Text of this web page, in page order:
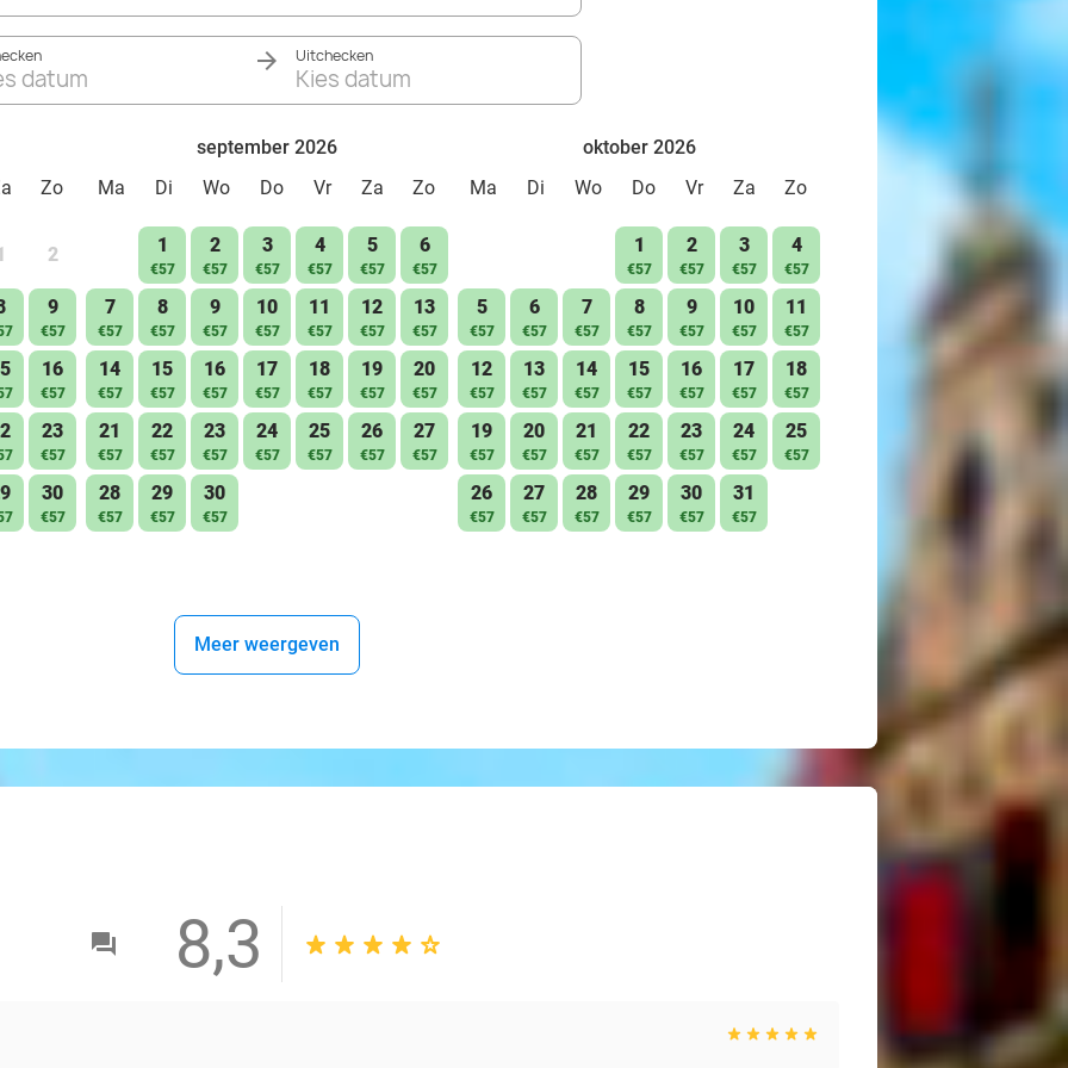
datum
Uitchecken
Kies datum
Zo
2
9
€57
16
€57
23
€57
30
€57
september 2026
Ma
Di Wo Do Vr Za Zo
1
€57
2
€57
3
€57
4
€57
5
€57
6
€57
7
€57
8
€57
9
€57
10
€57
11
€57
12
€57
13
€57
14
€57
15
€57
16
€57
17
€57
18
€57
19
€57
20
€57
21
€57
22
€57
23
€57
24
€57
25
€57
26
€57
27
€57
28
€57
29
€57
30
€57
oktober 2026
Ma
Di Wo Do Vr Za Zo
1
€57
2
€57
3
€57
4
€57
5
€57
6
€57
7
€57
8
€57
9
€57
10
€57
11
€57
12
€57
13
€57
14
€57
15
€57
16
€57
17
€57
18
€57
19
€57
20
€57
21
€57
22
€57
23
€57
24
€57
25
€57
26
€57
27
€57
28
€57
29
€57
30
€57
31
€57
Meer weergeven
8,3